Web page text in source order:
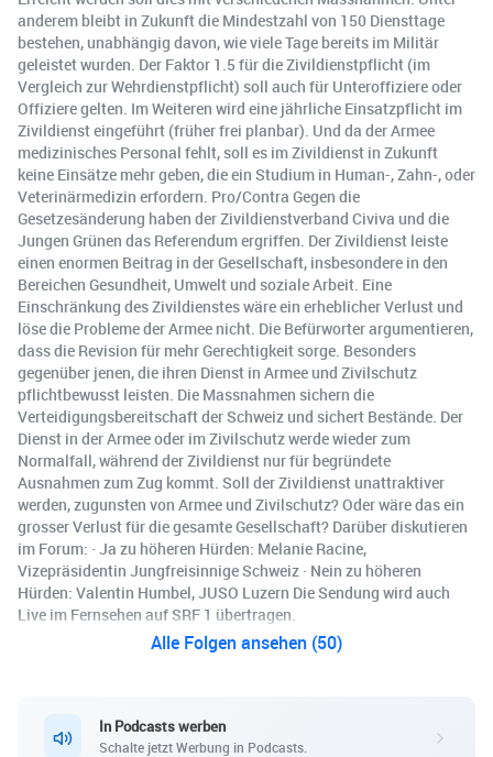
anderem bleibt in Zukunft die Mindestzahl von 150 Diensttage
bestehen, unabhängig davon, wie viele Tage bereits im Militär
geleistet wurden. Der Faktor 1.5 für die Zivildienstpflicht (im
Vergleich zur Wehrdienstpflicht) soll auch für Unteroffiziere oder
Offiziere gelten. Im Weiteren wird eine jährliche Einsatzpflicht im
Zivildienst eingeführt (früher frei planbar). Und da der Armee
medizinisches Personal fehlt, soll es im Zivildienst in Zukunft
keine Einsätze mehr geben, die ein Studium in Human-, Zahn-, oder
Veterinärmedizin erfordern. Pro/Contra Gegen die
Gesetzesänderung haben der Zivildienstverband Civiva und die
Jungen Grünen das Referendum ergriffen. Der Zivildienst leiste
einen enormen Beitrag in der Gesellschaft, insbesondere in den
Bereichen Gesundheit, Umwelt und soziale Arbeit. Eine
Einschränkung des Zivildienstes wäre ein erheblicher Verlust und
löse die Probleme der Armee nicht. Die Befürworter argumentieren,
dass die Revision für mehr Gerechtigkeit sorge. Besonders
gegenüber jenen, die ihren Dienst in Armee und Zivilschutz
pflichtbewusst leisten. Die Massnahmen sichern die
Verteidigungsbereitschaft der Schweiz und sichert Bestände. Der
Dienst in der Armee oder im Zivilschutz werde wieder zum
Normalfall, während der Zivildienst nur für begründete
Ausnahmen zum Zug kommt. Soll der Zivildienst unattraktiver
werden, zugunsten von Armee und Zivilschutz? Oder wäre das ein
grosser Verlust für die gesamte Gesellschaft? Darüber diskutieren
im Forum: · Ja zu höheren Hürden: Melanie Racine,
Vizepräsidentin Jungfreisinnige Schweiz · Nein zu höheren
Hürden: Valentin Humbel, JUSO Luzern Die Sendung wird auch
Live im Fernsehen auf SRF 1 übertragen.
Alle Folgen ansehen (50)
In Podcasts werben
Schalte jetzt Werbung in Podcasts.